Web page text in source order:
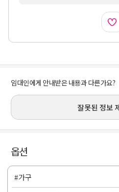
임대인에게 안내받은 내용과 다른가요?
잘못된 정보
옵션
#가구